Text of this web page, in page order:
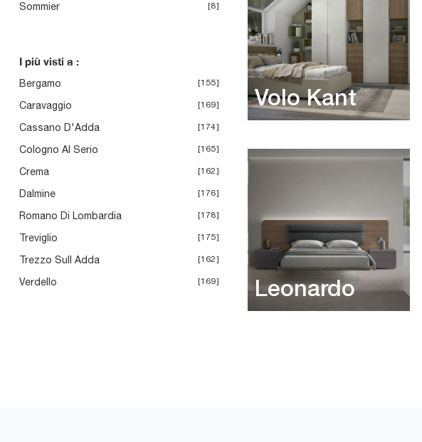
Sommier 8
I più visti a :
Bergamo 155
Caravaggio 169
Cassano D'Adda 174
Cologno Al Serio 165
Crema 162
Dalmine 176
Romano Di Lombardia 178
Treviglio 175
Trezzo Sull Adda 162
Verdello 169
Volo Kant
Leonardo